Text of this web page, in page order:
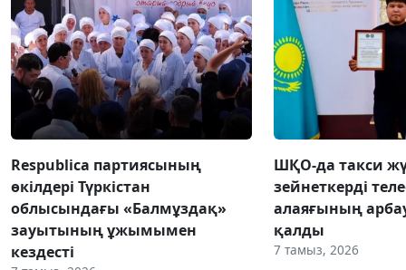
Respublica партиясының
өкілдері Түркістан
облысындағы «Балмұздақ»
зауытының ұжымымен
кездесті
ШҚО-да такси
зейнеткерді
алаяғының
қалды
7 тамыз, 2026